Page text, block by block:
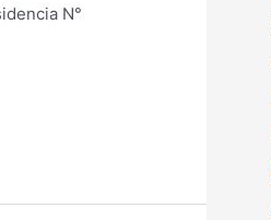
N°